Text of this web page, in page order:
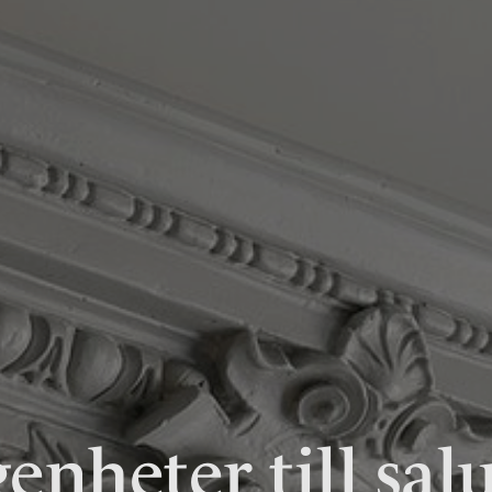
till